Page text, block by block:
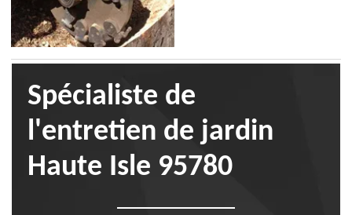
Spécialiste de
l'entretien de jardin
Haute Isle 95780